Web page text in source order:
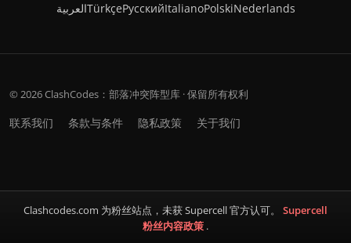
العربيةTürkçeРусскийItalianoPolskiNederlands
© 2026 ClashCodes：部落冲突阵型库 · 保留所有权利
联系我们 条款与条件 隐私政策 关于我们
Clashcodes.com 为粉丝站点，未获 Supercell 官方认可。 Supercell
粉丝内容政策 .